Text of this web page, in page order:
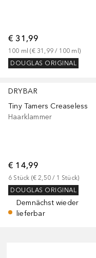
€ 31,99
100 ml (€ 31,99 / 100 ml)
DOUGLAS ORIGINAL
DRYBAR
Tiny Tamers Creaseless
Haarklammer
€ 14,99
6 Stück (€ 2,50 / 1 Stück)
DOUGLAS ORIGINAL
Demnächst wieder
lieferbar